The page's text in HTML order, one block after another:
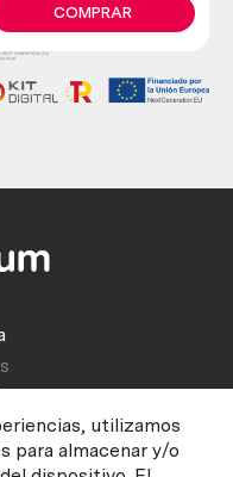
utilizamos
para almacenar y/o
de jardín.
COMPRAR